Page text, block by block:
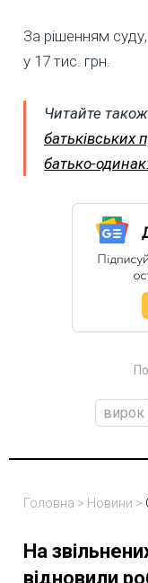
За рішенням
у 17 тис. грн.
Читайте
батьківських
батько-
вирок
Головна > Новини >
На
відновили